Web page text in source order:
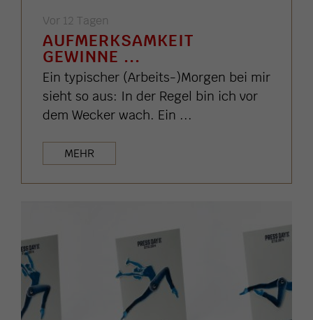
Vor 12 Tagen
AUFMERKSAMKEIT
GEWINNE ...
Ein typischer (Arbeits-)Morgen bei mir
sieht so aus: In der Regel bin ich vor
dem Wecker wach. Ein ...
MEHR